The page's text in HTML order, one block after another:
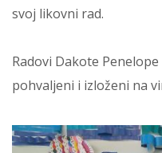
svoj likovni rad.
Radovi Dakote
pohvaljeni i izloženi na